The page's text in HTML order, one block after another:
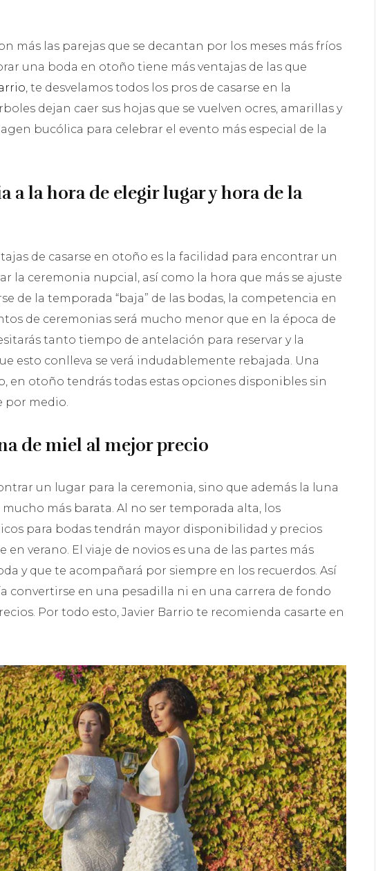
más las parejas que se decantan por los meses más fríos
una boda en otoño tiene más ventajas de las que
, te desvelamos todos los pros de casarse en la
dejan caer sus hojas que se vuelven ocres, amarillas y
bucólica para celebrar el evento más especial de la
a la hora de elegir lugar y hora de la
de casarse en otoño es la facilidad para encontrar un
la ceremonia nupcial, así como la hora que más se ajuste
de la temporada “baja” de las bodas, la competencia en
de ceremonias será mucho menor que en la época de
tanto tiempo de antelación para reservar y la
esto conlleva se verá indudablemente rebajada. Una
en otoño tendrás todas estas opciones disponibles sin
por medio.
de miel al mejor precio
un lugar para la ceremonia, sino que además la luna
más barata. Al no ser temporada alta, los
para bodas tendrán mayor disponibilidad y precios
en verano. El viaje de novios es una de las partes más
y que te acompañará por siempre en los recuerdos. Así
convertirse en una pesadilla ni en una carrera de fondo
Por todo esto, Javier Barrio te recomienda casarte en